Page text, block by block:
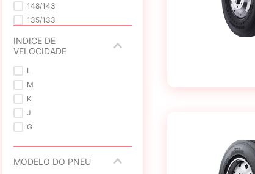
148/143
135/133
INDICE DE
VELOCIDADE
L
M
K
J
G
MODELO DO PNEU